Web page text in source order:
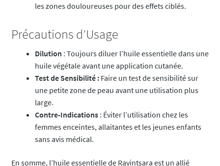
les zones douloureuses pour des effets ciblés.
Précautions d’Usage
Dilution : Toujours diluer l’huile essentielle dans une
huile végétale avant une application cutanée.
Test de Sensibilité :Faire un test de sensibilité sur
une petite zone de peau avant une utilisation plus
large.
Contre-Indications: Éviter l’utilisation chez les
femmes enceintes, allaitantes et les jeunes enfants
sans avis médical.
En somme, l’huile essentielle de Ravintsara est un allié